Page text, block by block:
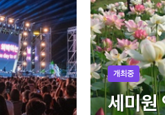
개최중
세미원